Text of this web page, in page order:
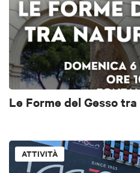
Le Forme del Gesso
ATTIVITÀ